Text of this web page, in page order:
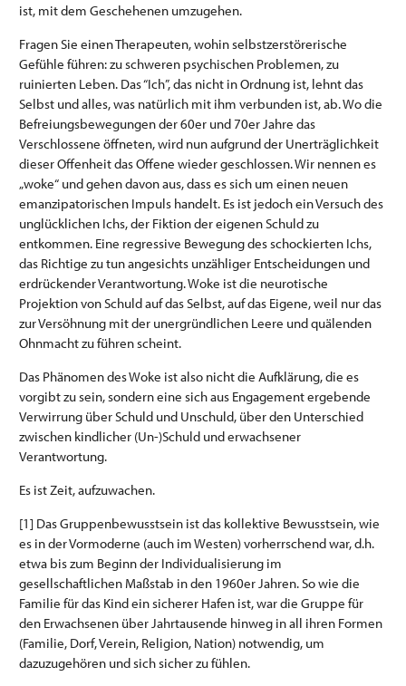
ist, mit dem Geschehenen umzugehen.
Fragen Sie einen Therapeuten, wohin selbstzerstörerische
Gefühle führen: zu schweren psychischen Problemen, zu
ruinierten Leben. Das “Ich”, das nicht in Ordnung ist, lehnt das
Selbst und alles, was natürlich mit ihm verbunden ist, ab. Wo die
Befreiungsbewegungen der 60er und 70er Jahre das
Verschlossene öffneten, wird nun aufgrund der Unerträglichkeit
dieser Offenheit das Offene wieder geschlossen. Wir nennen es
„woke“ und gehen davon aus, dass es sich um einen neuen
emanzipatorischen Impuls handelt. Es ist jedoch ein Versuch des
unglücklichen Ichs, der Fiktion der eigenen Schuld zu
entkommen. Eine regressive Bewegung des schockierten Ichs,
das Richtige zu tun angesichts unzähliger Entscheidungen und
erdrückender Verantwortung. Woke ist die neurotische
Projektion von Schuld auf das Selbst, auf das Eigene, weil nur das
zur Versöhnung mit der unergründlichen Leere und quälenden
Ohnmacht zu führen scheint.
Das Phänomen des Woke ist also nicht die Aufklärung, die es
vorgibt zu sein, sondern eine sich aus Engagement ergebende
Verwirrung über Schuld und Unschuld, über den Unterschied
zwischen kindlicher (Un-)Schuld und erwachsener
Verantwortung.
Es ist Zeit, aufzuwachen.
[1] Das Gruppenbewusstsein ist das kollektive Bewusstsein, wie
es in der Vormoderne (auch im Westen) vorherrschend war, d.h.
etwa bis zum Beginn der Individualisierung im
gesellschaftlichen Maßstab in den 1960er Jahren. So wie die
Familie für das Kind ein sicherer Hafen ist, war die Gruppe für
den Erwachsenen über Jahrtausende hinweg in all ihren Formen
(Familie, Dorf, Verein, Religion, Nation) notwendig, um
dazuzugehören und sich sicher zu fühlen.